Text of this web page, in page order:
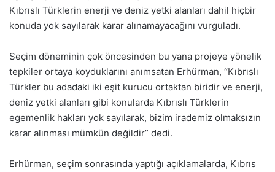
Kıbrıslı Türklerin enerji ve deniz yetki alanları dahil hiçbir
konuda yok sayılarak karar alınamayacağını vurguladı.
Seçim döneminin çok öncesinden bu yana projeye yönelik
tepkiler ortaya koyduklarını anımsatan Erhürman, “Kıbrıslı
Türkler bu adadaki iki eşit kurucu ortaktan biridir ve enerji,
deniz yetki alanları gibi konularda Kıbrıslı Türklerin
egemenlik hakları yok sayılarak, bizim irademiz olmaksızın
karar alınması mümkün değildir” dedi.
Erhürman, seçim sonrasında yaptığı açıklamalarda, Kıbrıs